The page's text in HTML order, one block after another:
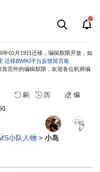
年01月19日迁移，编辑权限开放，如
迁移BWIKI平台反馈留言板
页外的编辑权限，欢迎各位机师编
刷 历 编
小队人物 > 小岛